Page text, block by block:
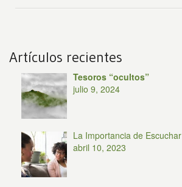
Artículos recientes
Tesoros “ocultos”
julio 9, 2024
La Importancia de Escuchar
abril 10, 2023